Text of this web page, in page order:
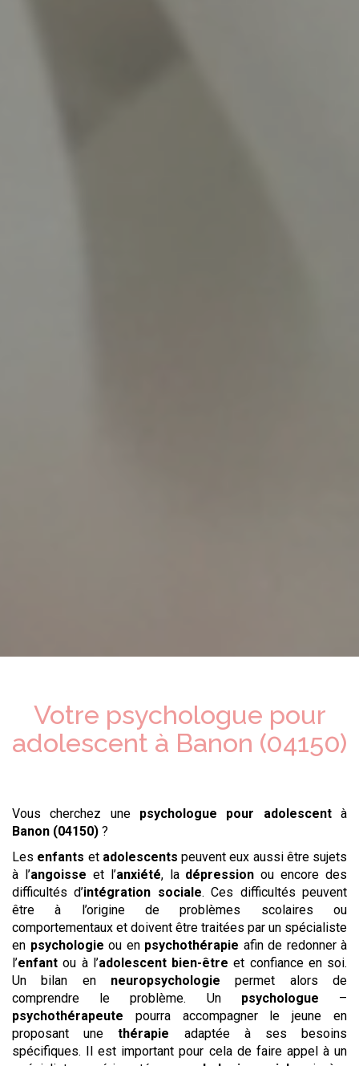
Votre psychologue pour
adolescent à Banon (04150)
Vous cherchez unepsychologue pour adolescentà
Banon (04150) ?
Les enfants et adolescents peuvent eux aussi être sujets
à l’angoisse et l’anxiété, la dépression ou encore des
difficultés d’intégration sociale. Ces difficultés peuvent
être à l’origine de problèmes scolaires ou
comportementaux et doivent être traitées par un spécialiste
en psychologie ou en psychothérapie afin de redonner à
l’enfant ou à l’adolescent bien-être et confiance en soi.
Un bilan en neuropsychologie permet alors de
comprendre le problème. Un psychologue –
psychothérapeute pourra accompagner le jeune en
proposant unethérapie adaptée à ses besoins
spécifiques. Il est important pour cela de faire appel à un